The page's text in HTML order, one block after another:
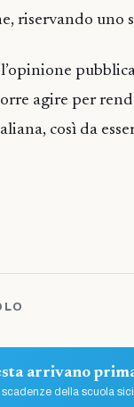
riservando uno
l’opinione
agire per
così da
arrivano
della scuola